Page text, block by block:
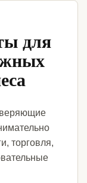
для
торговля,